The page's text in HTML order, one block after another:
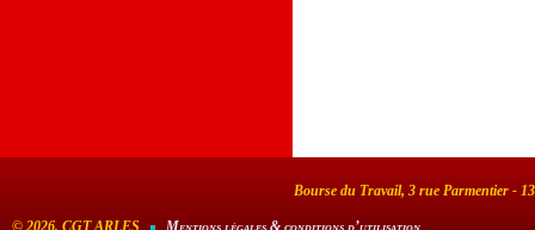
Bourse du Travail, 3 rue Parmentier -
© 2026, CGT ARLES Mentions légales & conditions d’utilisation